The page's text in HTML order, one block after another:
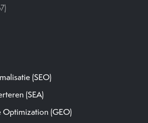
(SEO)
(SEA)
Optimization (GEO)